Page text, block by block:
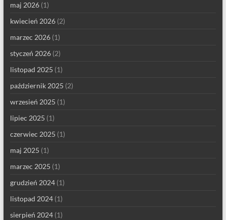
maj 2026(1)
kwiecień 2026(2)
marzec 2026(1)
styczeń 2026(2)
listopad 2025 (1)
październik 2025 (2)
wrzesień 2025 (1)
lipiec 2025 (1)
czerwiec 2025 (1)
maj 2025 (1)
marzec 2025 (1)
grudzień 2024(1)
listopad 2024(1)
sierpień 2024(1)